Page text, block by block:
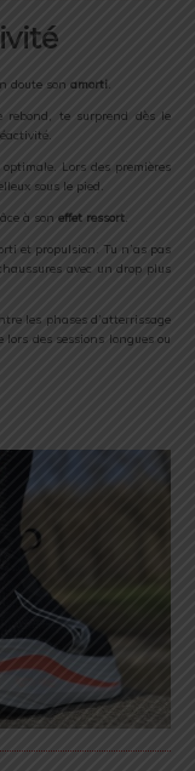
doute son amorti .
rebond, te surprend dès le
Lors des premières
sous le pied.
à son effet ressort
et propulsion. Tu n’as pas
avec un drop plus
les phases d’atterrissage
des sessions longues ou